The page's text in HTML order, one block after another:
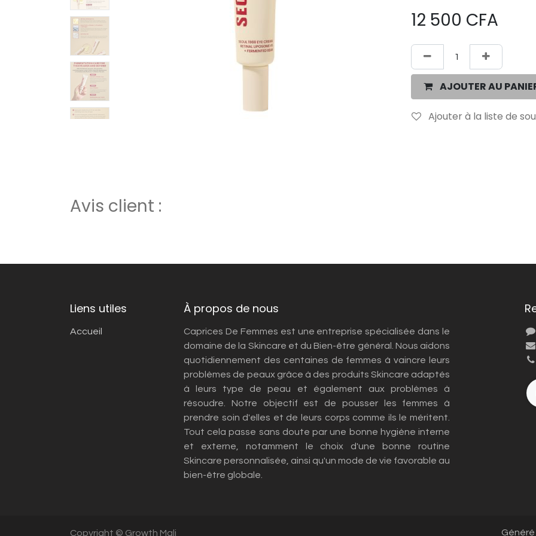
12 500 CFA
AJOUTER AU
Ajouter à la liste de
Avis client :
Liens utiles
Accueil
À propos de nous
Caprices De Femmes est une entreprise spécialisée dans le
domaine de la Skincare et du Bien-être général. Nous aidons
quotidiennement des centaines de femmes à vaincre leurs
problèmes de peaux grâce à des produits Skincare adaptés
à leurs type de peau et également aux problèmes à
résoudre. Notre objectif est de pousser les femmes à
prendre soin d'elles et de leurs corps comme ils le méritent.
Tout cela passe sans doute par une bonne hygiène interne
et externe, notamment le choix d'une bonne routine
Skincare personnalisée, ainsi qu'un mode de vie favorable au
bien-être globale.
Copyright © Growth Mali